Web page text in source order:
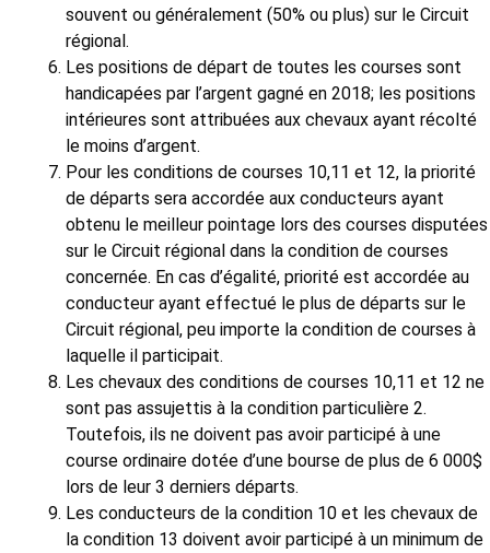
souvent ou généralement (50% ou plus) sur le Circuit
régional.
Les positions de départ de toutes les courses sont
handicapées par l’argent gagné en 2018; les positions
intérieures sont attribuées aux chevaux ayant récolté
le moins d’argent.
Pour les conditions de courses 10,11 et 12, la priorité
de départs sera accordée aux conducteurs ayant
obtenu le meilleur pointage lors des courses disputées
sur le Circuit régional dans la condition de courses
concernée. En cas d’égalité, priorité est accordée au
conducteur ayant effectué le plus de départs sur le
Circuit régional, peu importe la condition de courses à
laquelle il participait.
Les chevaux des conditions de courses 10,11 et 12 ne
sont pas assujettis à la condition particulière 2.
Toutefois, ils ne doivent pas avoir participé à une
course ordinaire dotée d’une bourse de plus de 6 000$
lors de leur 3 derniers départs.
Les conducteurs de la condition 10 et les chevaux de
la condition 13 doivent avoir participé à un minimum de